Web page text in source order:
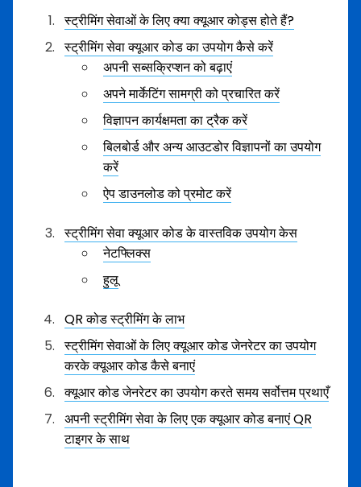
स्ट्रीमिंग सेवाओं के लिए क्या क्यूआर कोड्स होते हैं?
स्ट्रीमिंग सेवा क्यूआर कोड का उपयोग कैसे करें
अपनी सब्सक्रिप्शन को बढ़ाएं
अपने मार्केटिंग सामग्री को प्रचारित करें
विज्ञापन कार्यक्षमता का ट्रैक करें
बिलबोर्ड और अन्य आउटडोर विज्ञापनों का उपयोग
करें
ऐप डाउनलोड को प्रमोट करें
स्ट्रीमिंग सेवा क्यूआर कोड के वास्तविक उपयोग केस
नेटफ्लिक्स
हुलू
QR कोड स्ट्रीमिंग के लाभ
स्ट्रीमिंग सेवाओं के लिए क्यूआर कोड जेनरेटर का उपयोग
करके क्यूआर कोड कैसे बनाएं
क्यूआर कोड जेनरेटर का उपयोग करते समय सर्वोत्तम प्रथाएँ
अपनी स्ट्रीमिंग सेवा के लिए एक क्यूआर कोड बनाएं QR
टाइगर के साथ